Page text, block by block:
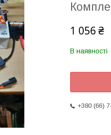
1 056 ₴
В наявності
+380 (66)